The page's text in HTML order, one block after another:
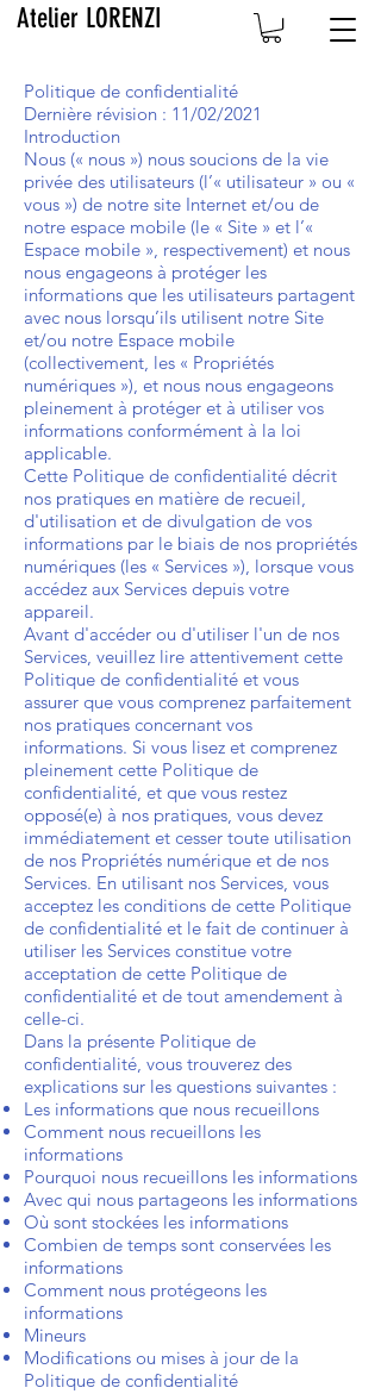
Atelier LORENZI
Politique de confidentialité
Dernière révision : 11/02/2021
Introduction
Nous (« nous ») nous soucions de la vie
privée des utilisateurs (l’« utilisateur » ou «
vous ») de notre site Internet et/ou de
notre espace mobile (le « Site » et l’«
Espace mobile », respectivement) et nous
nous engageons à protéger les
informations que les utilisateurs partagent
avec nous lorsqu’ils utilisent notre Site
et/ou notre Espace mobile
(collectivement, les « Propriétés
numériques »), et nous nous engageons
pleinement à protéger et à utiliser vos
informations conformément à la loi
applicable.
Cette Politique de confidentialité décrit
nos pratiques en matière de recueil,
d'utilisation et de divulgation de vos
informations par le biais de nos propriétés
numériques (les « Services »), lorsque vous
accédez aux Services depuis votre
appareil.
Avant d'accéder ou d'utiliser l'un de nos
Services, veuillez lire attentivement cette
Politique de confidentialité et vous
assurer que vous comprenez parfaitement
nos pratiques concernant vos
informations. Si vous lisez et comprenez
pleinement cette Politique de
confidentialité, et que vous restez
opposé(e) à nos pratiques, vous devez
immédiatement et cesser toute utilisation
de nos Propriétés numérique et de nos
Services. En utilisant nos Services, vous
acceptez les conditions de cette Politique
de confidentialité et le fait de continuer à
utiliser les Services constitue votre
acceptation de cette Politique de
confidentialité et de tout amendement à
celle-ci.
Dans la présente Politique de
confidentialité, vous trouverez des
explications sur les questions suivantes :
Les informations que nous recueillons
Comment nous recueillons les
informations
Pourquoi nous recueillons les informations
Avec qui nous partageons les informations
Où sont stockées les informations
Combien de temps sont conservées les
informations
Comment nous protégeons les
informations
Mineurs
Modifications ou mises à jour de la
Politique de confidentialité